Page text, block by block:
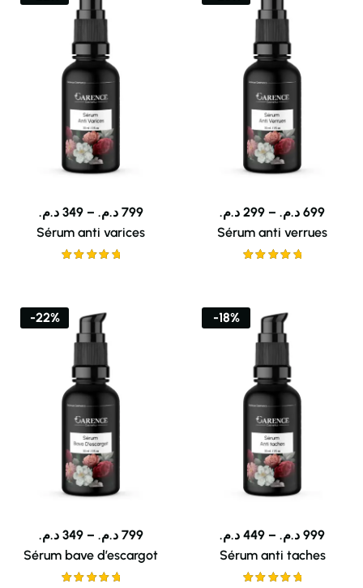
349 د.م. – 799 د.م.
Sérum anti varices
299 د.م. – 699 د.م.
Sérum anti verrues
-22%
349 د.م. – 799 د.م.
Sérum bave d’escargot
-18%
449 د.م. – 999 د.م.
Sérum anti taches